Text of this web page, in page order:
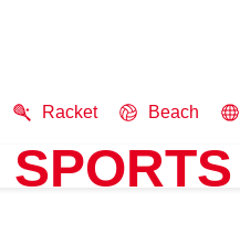
Racket Beach
SPORTS